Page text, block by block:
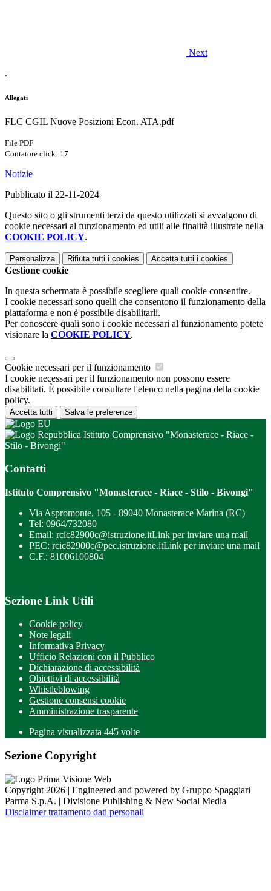
Next
.
Allegati
FLC CGIL Nuove Posizioni Econ. ATA.pdf
File PDF
Contatore click: 17
Notizie
Pubblicato il 22-11-2024
Questo sito o gli strumenti terzi da questo utilizzati si avvalgono di
cookie necessari al funzionamento ed utili alle finalità illustrate nella
COOKIE POLICY.
Personalizza Rifiuta tutti i cookies Accetta tutti i cookies
Gestione cookie
In questa schermata è possibile scegliere quali cookie consentire.
I cookie necessari sono quelli che consentono il funzionamento della
piattaforma e non è possibile disabilitarli.
Per conoscere quali sono i cookie necessari al funzionamento potete
visionare la COOKIE POLICY.
Cookie necessari per il funzionamento
I cookie necessari per il funzionamento non possono essere
disabilitati. È possibile consultare l'elenco nella pagina della cookie
policy.
Accetta tutti Salva le preferenze
Istituto Comprensivo "Monasterace - Riace -
Stilo - Bivongi"
Contatti
Istituto Comprensivo "Monasterace - Riace - Stilo - Bivongi"
Via Aspromonte, 105 - 89040 Monasterace Marina (RC)
Tel: 0964/732080
Email: rcic82900c@istruzione.itLink per inviare una mail
PEC: rcic82900c@pec.istruzione.itLink per inviare una mail
C.F.: 81006100804
Sezione Link Utili
Cookie policy
Note legali
Informativa Privacy
Ufficio Relazioni con il Pubblico
Dichiarazione di accessibilità
Obiettivi di accessibilità
Whistleblowing
Gestione consensi cookie
Amministrazione trasparente
Pagina visualizzata 445 volte
Sezione Copyright
Copyright 2026 | Engineered and powered by Gruppo Spaggiari
Parma S.p.A. | Divisione Publishing & New Social Media
Disclaimer trattamento dati personali